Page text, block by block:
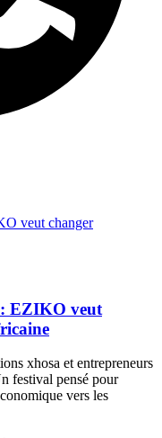
: EZIKO veut
xhosa et entrepreneurs
festival pensé pour
vers les